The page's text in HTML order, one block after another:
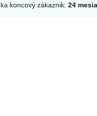
koncový zákaznik:24